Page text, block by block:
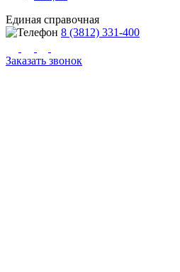
Единая справочная
8 (3812) 331-400
Заказать звонок